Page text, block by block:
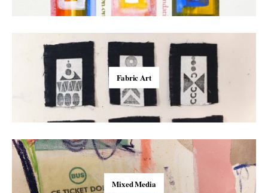
Fabric Art
Mixed Media